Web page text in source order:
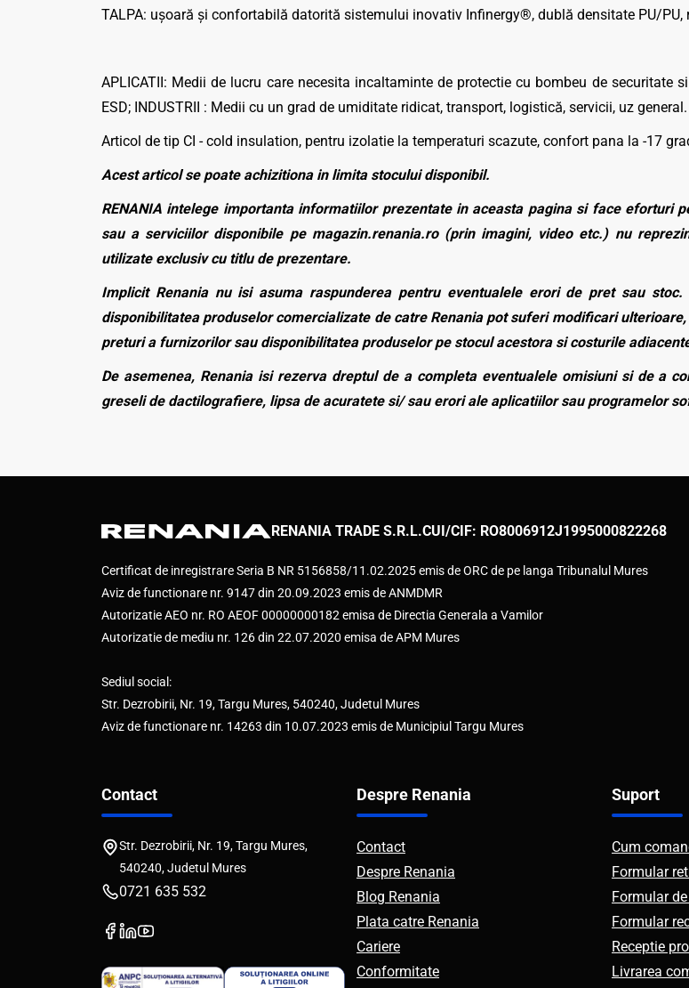
TALPA: ușoară și confortabilă datorită sistemului inovativ Infinergy®, dublă densitate PU/PU,
APLICATII: Medii de lucru care necesita incaltaminte de protectie cu bombeu de
ESD; INDUSTRII : Medii cu un grad de umiditate ridicat, transport, logistică, servicii, uz general.
Articol de tip CI - cold insulation, pentru izolatie la temperaturi scazute, confort pana la -17
Acest articol se poate achizitiona in limita stocului disponibil.
RENANIA intelege importanta informatiilor prezentate in aceasta pagina si face eforturi
sau a serviciilor disponibile pe magazin.renania.ro (prin imagini, video etc.) nu
utilizate exclusiv cu titlu de prezentare.
Implicit Renania nu isi asuma raspunderea pentru eventualele erori de pret sau
disponibilitatea produselor comercializate de catre Renania pot suferi modificari
preturi a furnizorilor sau disponibilitatea produselor pe stocul acestora si costurile
De asemenea, Renania isi rezerva dreptul de a completa eventualele omisiuni si de a
greseli de dactilografiere, lipsa de acuratete si/ sau erori ale aplicatiilor sau programelor
RENANIA TRADE S.R.L.CUI/CIF: RO8006912J1995000822268
Certificat de inregistrare Seria B NR 5156858/11.02.2025 emis de ORC de pe langa Tribunalul Mures
Aviz de functionare nr. 9147 din 20.09.2023 emis de ANMDMR
Autorizatie AEO nr. RO AEOF 00000000182 emisa de Directia Generala a Vamilor
Autorizatie de mediu nr. 126 din 22.07.2020 emisa de APM Mures
Sediul social:
Str. Dezrobirii, Nr. 19, Targu Mures, 540240, Judetul Mures
Aviz de functionare nr. 14263 din 10.07.2023 emis de Municipiul Targu Mures
Contact
Str. Dezrobirii, Nr. 19, Targu Mures,
540240, Judetul Mures
0721 635 532
Despre Renania
Contact
Despre Renania
Blog Renania
Plata catre Renania
Cariere
Conformitate
Suport
Cum
Formular
Formular
Formular
Receptie
Livrarea